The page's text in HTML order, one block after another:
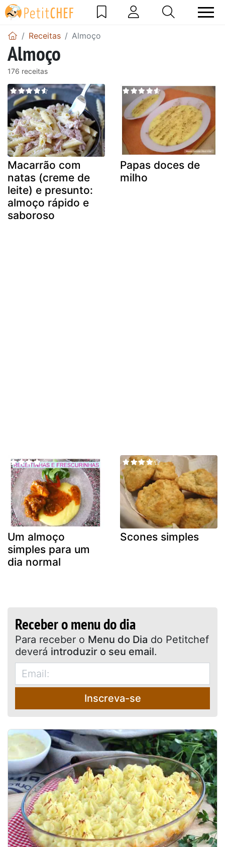
Receitas Almoço
Almoço
176 receitas
Macarrão com
natas (creme de
leite) e presunto:
almoço rápido e
saboroso
Papas doces de
milho
Um almoço
simples para um
dia normal
Scones simples
Receber o menu do dia
Para receber o Menu do Dia do Petitchef
deverá introduzir o seu email.
Inscreva-se